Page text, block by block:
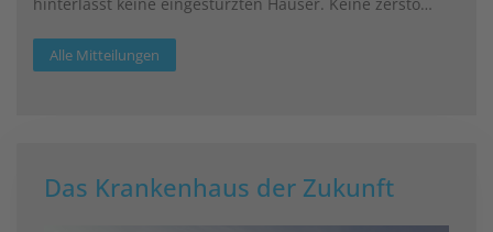
Alle Mitteilungen
Das Krankenhaus der Zukunft